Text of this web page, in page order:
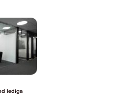
lediga